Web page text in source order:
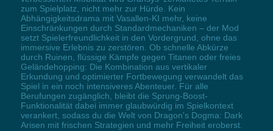
zum Spielplatz, nicht mehr zur Hürde. Kein
Abhängigkeitsdrama mit Vasallen-KI mehr, keine
Einschränkungen durch Standardmechaniken – der Mod
setzt Spielerfreundlichkeit in den Vordergrund, ohne das
immersive Erlebnis zu zerstören. Ob schnelle Abkürze
durch Ruinen, flüssige Kämpfe gegen Titanen oder freies
Geländehopping: Die Kombination aus vertikaler
Erkundung und optimierter Fortbewegung verwandelt das
Spiel in ein noch intensiveres Abenteuer. Für alle
Berufungen zugänglich, bleibt die Sprung-Boost-
Funktionalität dabei immer glaubwürdig im Spielkontext
verankert, sodass du die Welt von Dragon's Dogma: Dark
Arisen mit frischen Strategien und mehr Freiheit eroberst.